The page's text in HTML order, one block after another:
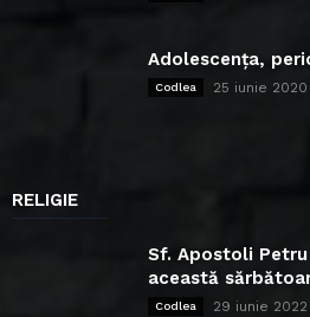
Adolescența,
Codlea 25 iunie 2020
RELIGIE
Sf. Apostoli
această
Codlea 29 iunie 2022